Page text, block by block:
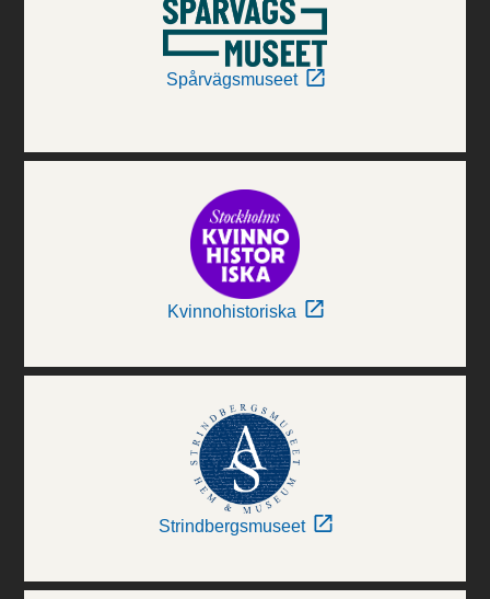
Spårvägsmuseet
Kvinnohistoriska
Strindbergsmuseet